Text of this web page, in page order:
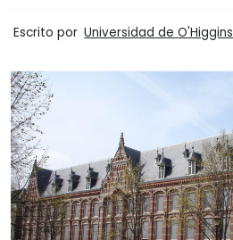
Escrito por Universidad de O'Higgins